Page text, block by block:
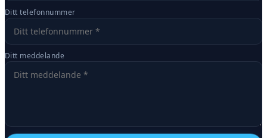
Ditt telefonnummer
Ditt meddelande